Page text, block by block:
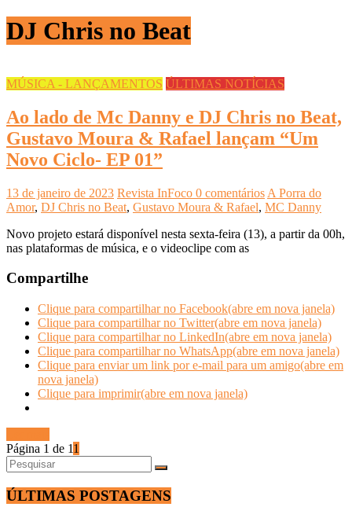
DJ Chris no Beat
MÚSICA - LANÇAMENTOS ÚLTIMAS NOTÍCIAS
Ao lado de Mc Danny e DJ Chris no Beat,
Gustavo Moura & Rafael lançam “Um
Novo Ciclo- EP 01”
13 de janeiro de 2023 Revista InFoco 0 comentários A Porra do
Amor, DJ Chris no Beat, Gustavo Moura & Rafael, MC Danny
Novo projeto estará disponível nesta sexta-feira (13), a partir da 00h,
nas plataformas de música, e o videoclipe com as
Compartilhe
Clique para compartilhar no Facebook(abre em nova janela)
Clique para compartilhar no Twitter(abre em nova janela)
Clique para compartilhar no LinkedIn(abre em nova janela)
Clique para compartilhar no WhatsApp(abre em nova janela)
Clique para enviar um link por e-mail para um amigo(abre em
nova janela)
Clique para imprimir(abre em nova janela)
Página 1 de 11
ÚLTIMAS POSTAGENS